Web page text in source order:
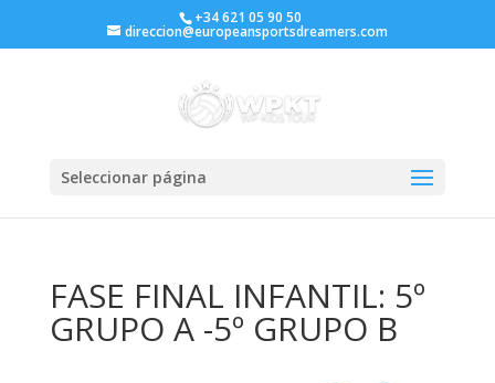
+34 621 05 90 50
direccion@europeansportsdreamers.com
Seleccionar página
FASE FINAL INFANTIL: 5º
GRUPO A -5º GRUPO B